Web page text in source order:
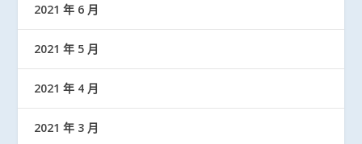
2021 年 6 月
2021 年 5 月
2021 年 4 月
2021 年 3 月